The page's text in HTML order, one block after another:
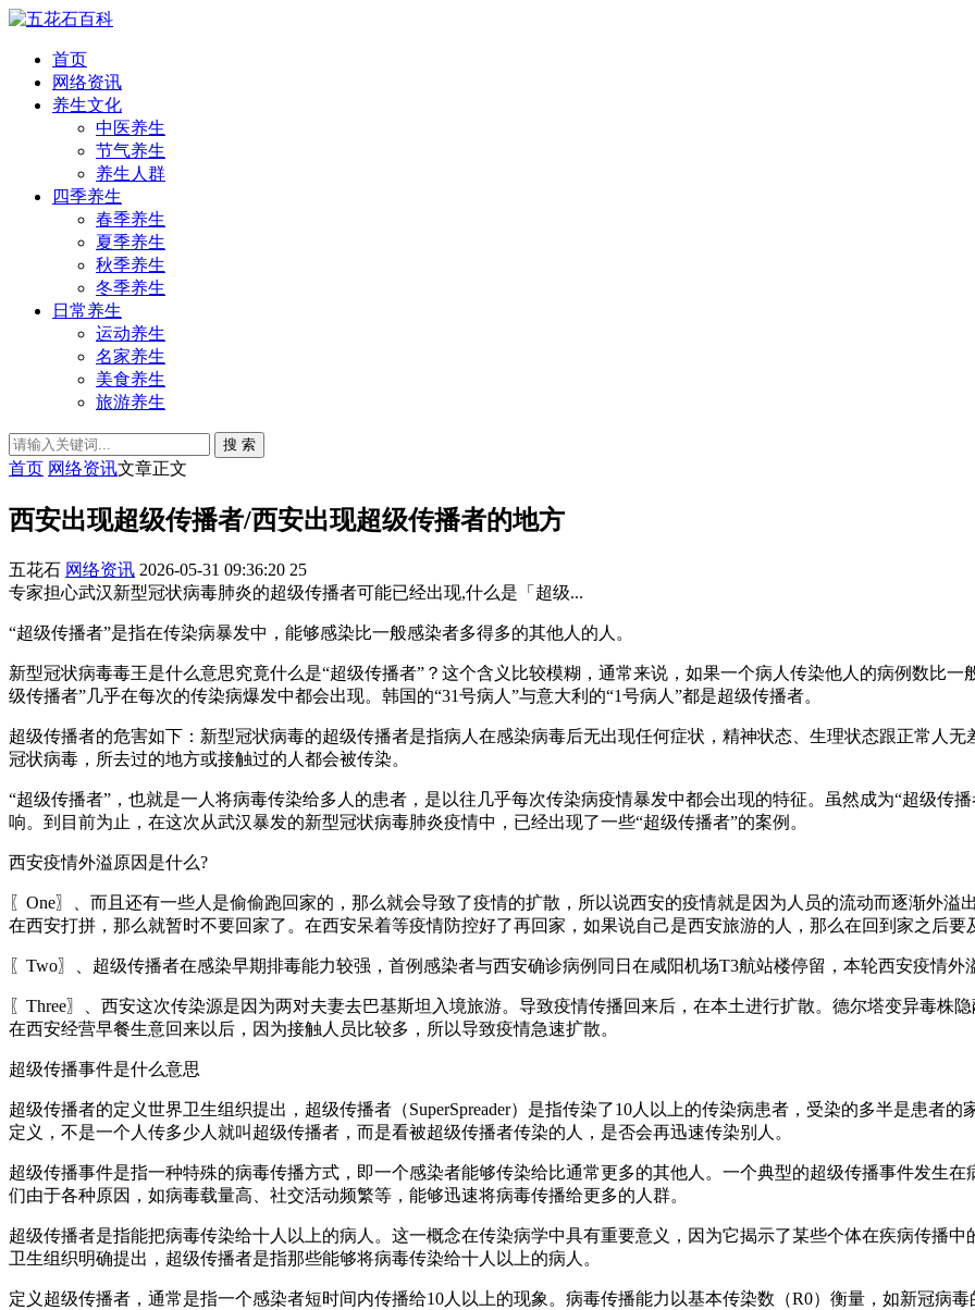
首页
网络资讯
养生文化
中医养生
节气养生
养生人群
四季养生
春季养生
夏季养生
秋季养生
冬季养生
日常养生
运动养生
名家养生
美食养生
旅游养生
搜 索
首页 网络资讯文章正文
西安出现超级传播者/西安出现超级传播者的地方
五花石 网络资讯 2026-05-31 09:36:20 25
专家担心武汉新型冠状病毒肺炎的超级传播者可能已经出现,什么是「超级...
“超级传播者”是指在传染病暴发中，能够感染比一般感染者多得多的其他人的人。
新型冠状病毒毒王是什么意思究竟什么是“超级传播者”？这个含义比较模糊，通常来说，如果一个病人传染他人的病例数比一
级传播者”几乎在每次的传染病爆发中都会出现。韩国的“31号病人”与意大利的“1号病人”都是超级传播者。
超级传播者的危害如下：新型冠状病毒的超级传播者是指病人在感染病毒后无出现任何症状，精神状态、生理状态跟正常人
冠状病毒，所去过的地方或接触过的人都会被传染。
“超级传播者”，也就是一人将病毒传染给多人的患者，是以往几乎每次传染病疫情暴发中都会出现的特征。虽然成为“超级传
响。到目前为止，在这次从武汉暴发的新型冠状病毒肺炎疫情中，已经出现了一些“超级传播者”的案例。
西安疫情外溢原因是什么?
〖One〗、而且还有一些人是偷偷跑回家的，那么就会导致了疫情的扩散，所以说西安的疫情就是因为人员的流动而逐渐外
在西安打拼，那么就暂时不要回家了。在西安呆着等疫情防控好了再回家，如果说自己是西安旅游的人，那么在回到家之后要
〖Two〗、超级传播者在感染早期排毒能力较强，首例感染者与西安确诊病例同日在咸阳机场T3航站楼停留，本轮西安疫情外
〖Three〗、西安这次传染源是因为两对夫妻去巴基斯坦入境旅游。导致疫情传播回来后，在本土进行扩散。德尔塔变异毒株
在西安经营早餐生意回来以后，因为接触人员比较多，所以导致疫情急速扩散。
超级传播事件是什么意思
超级传播者的定义世界卫生组织提出，超级传播者（SuperSpreader）是指传染了10人以上的传染病患者，受染的多半是患者
定义，不是一个人传多少人就叫超级传播者，而是看被超级传播者传染的人，是否会再迅速传染别人。
超级传播事件是指一种特殊的病毒传播方式，即一个感染者能够传染给比通常更多的其他人。一个典型的超级传播事件发生
们由于各种原因，如病毒载量高、社交活动频繁等，能够迅速将病毒传播给更多的人群。
超级传播者是指能把病毒传染给十人以上的病人。这一概念在传染病学中具有重要意义，因为它揭示了某些个体在疾病传播
卫生组织明确提出，超级传播者是指那些能够将病毒传染给十人以上的病人。
定义超级传播者，通常是指一个感染者短时间内传播给10人以上的现象。病毒传播能力以基本传染数（R0）衡量，如新冠病